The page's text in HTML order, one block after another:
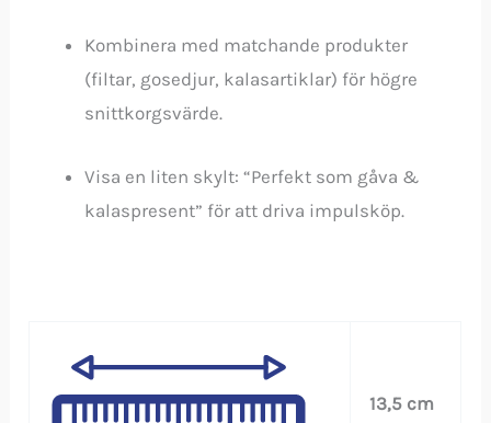
Kombinera med matchande produkter
(filtar, gosedjur, kalasartiklar) för högre
snittkorgsvärde.
Visa en liten skylt: “Perfekt som gåva &
kalaspresent” för att driva impulsköp.
13,5 cm